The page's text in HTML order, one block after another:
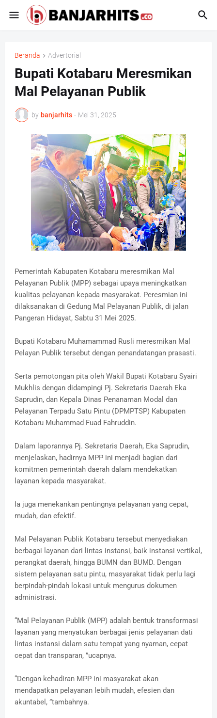
Beranda Advertorial
Bupati Kotabaru Meresmikan
Mal Pelayanan Publik
by banjarhits - Mei 31, 2025
Pemerintah Kabupaten Kotabaru meresmikan Mal
Pelayanan Publik (MPP) sebagai upaya meningkatkan
kualitas pelayanan kepada masyarakat. Peresmian ini
dilaksanakan di Gedung Mal Pelayanan Publik, di jalan
Pangeran Hidayat, Sabtu 31 Mei 2025.
Bupati Kotabaru Muhamammad Rusli meresmikan Mal
Pelayan Publik tersebut dengan penandatangan prasasti.
Serta pemotongan pita oleh Wakil Bupati Kotabaru Syairi
Mukhlis dengan didampingi Pj. Sekretaris Daerah Eka
Saprudin, dan Kepala Dinas Penanaman Modal dan
Pelayanan Terpadu Satu Pintu (DPMPTSP) Kabupaten
Kotabaru Muhammad Fuad Fahruddin.
Dalam laporannya Pj. Sekretaris Daerah, Eka Saprudin,
menjelaskan, hadirnya MPP ini menjadi bagian dari
komitmen pemerintah daerah dalam mendekatkan
layanan kepada masyarakat.
Ia juga menekankan pentingnya pelayanan yang cepat,
mudah, dan efektif.
Mal Pelayanan Publik Kotabaru tersebut menyediakan
berbagai layanan dari lintas instansi, baik instansi vertikal,
perangkat daerah, hingga BUMN dan BUMD. Dengan
sistem pelayanan satu pintu, masyarakat tidak perlu lagi
berpindah-pindah lokasi untuk mengurus dokumen
administrasi.
“Mal Pelayanan Publik (MPP) adalah bentuk transformasi
layanan yang menyatukan berbagai jenis pelayanan dati
lintas instansi dalam satu tempat yang nyaman, cepat
cepat dan transparan, ”ucapnya.
“Dengan kehadiran MPP ini masyarakat akan
mendapatkan pelayanan lebih mudah, efesien dan
akuntabel, ”tambahnya.